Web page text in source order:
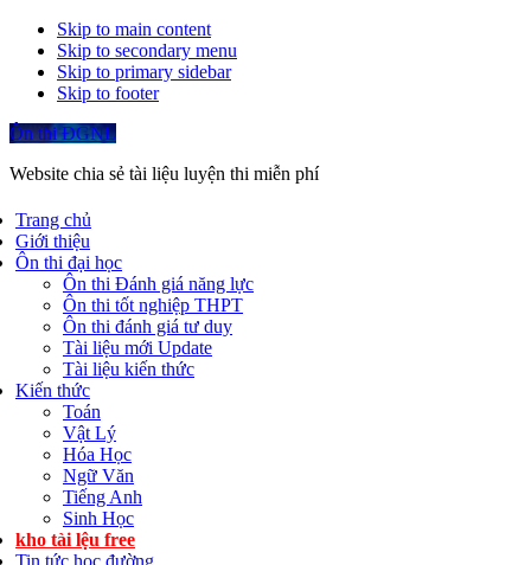
Skip to main content
Skip to secondary menu
Skip to primary sidebar
Skip to footer
Ôn thi ĐGNL
Website chia sẻ tài liệu luyện thi miễn phí
Trang chủ
Giới thiệu
Ôn thi đại học
Ôn thi Đánh giá năng lực
Ôn thi tốt nghiệp THPT
Ôn thi đánh giá tư duy
Tài liệu mới Update
Tài liệu kiến thức
Kiến thức
Toán
Vật Lý
Hóa Học
Ngữ Văn
Tiếng Anh
Sinh Học
kho tài lệu free
Tin tức học đường